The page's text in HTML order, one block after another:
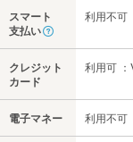
スマート
支払い
利用不可
クレジット
カード
利用可
電子マネー 利用不可